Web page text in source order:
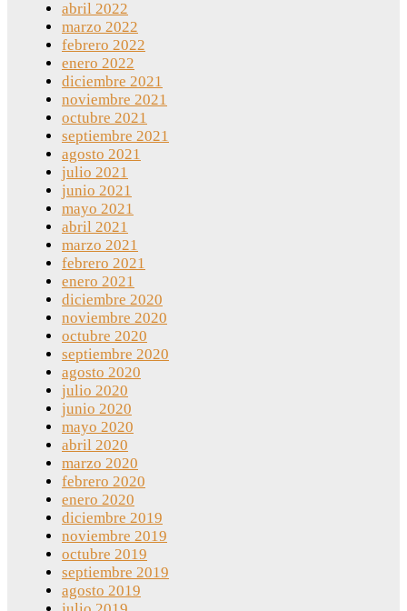
abril 2022
marzo 2022
febrero 2022
enero 2022
diciembre 2021
noviembre 2021
octubre 2021
septiembre 2021
agosto 2021
julio 2021
junio 2021
mayo 2021
abril 2021
marzo 2021
febrero 2021
enero 2021
diciembre 2020
noviembre 2020
octubre 2020
septiembre 2020
agosto 2020
julio 2020
junio 2020
mayo 2020
abril 2020
marzo 2020
febrero 2020
enero 2020
diciembre 2019
noviembre 2019
octubre 2019
septiembre 2019
agosto 2019